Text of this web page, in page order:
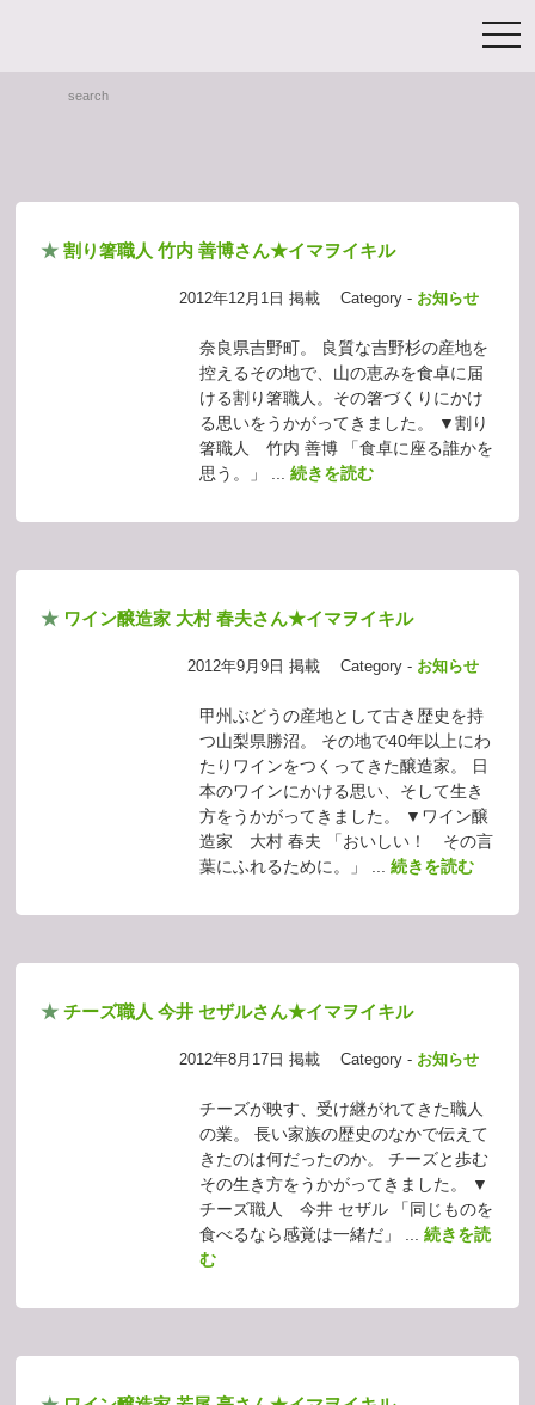
search
★ 割り箸職人 竹内 善博さん★イマヲイキル
2012年12月1日 掲載 Category - お知らせ
奈良県吉野町。 良質な吉野杉の産地を
控えるその地で、山の恵みを食卓に届
ける割り箸職人。その箸づくりにかけ
る思いをうかがってきました。 ▼割り
箸職人 竹内 善博 「食卓に座る誰かを
思う。」 ...続きを読む
★ ワイン醸造家 大村 春夫さん★イマヲイキル
2012年9月9日 掲載 Category - お知らせ
甲州ぶどうの産地として古き歴史を持
つ山梨県勝沼。 その地で40年以上にわ
たりワインをつくってきた醸造家。 日
本のワインにかける思い、そして生き
方をうかがってきました。 ▼ワイン醸
造家 大村 春夫 「おいしい！ その言
葉にふれるために。」 ...続きを読む
★ チーズ職人 今井 セザルさん★イマヲイキル
2012年8月17日 掲載 Category - お知らせ
チーズが映す、受け継がれてきた職人
の業。 長い家族の歴史のなかで伝えて
きたのは何だったのか。 チーズと歩む
その生き方をうかがってきました。 ▼
チーズ職人 今井 セザル 「同じものを
食べるなら感覚は一緒だ」 ...続きを読
む